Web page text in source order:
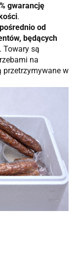
gwarancję
.
od
będących
. Towary są
na
przetrzymywane w